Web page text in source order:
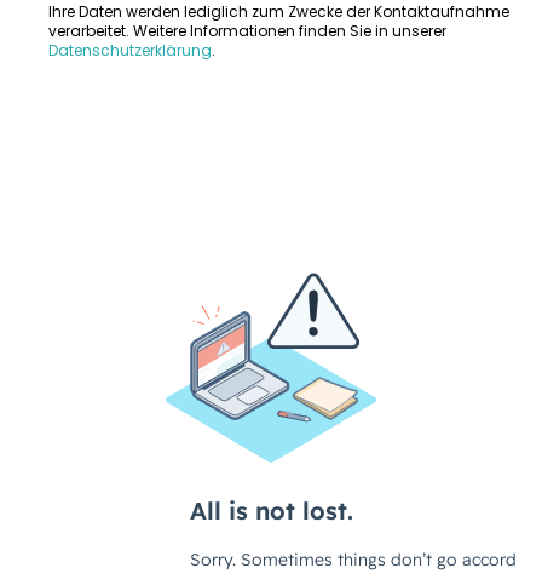
Ihre Daten werden lediglich zum Zwecke der Kontaktaufnahme
verarbeitet. Weitere Informationen finden Sie in unserer
Datenschutzerklärung.